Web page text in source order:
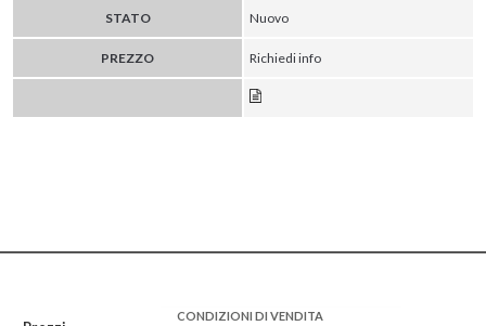
STATO Nuovo
PREZZO Richiedi info
CONDIZIONI DI VENDITA